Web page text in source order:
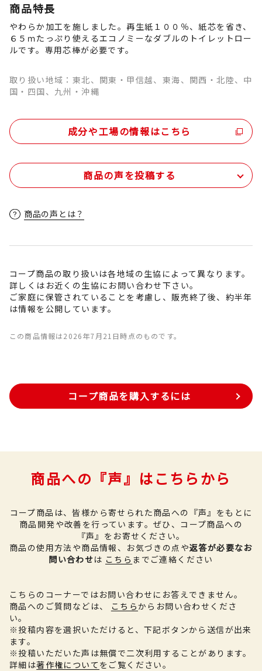
商品特長
やわらか加工を施しました。再生紙１００％、紙芯を省き、
６５ｍたっぷり使えるエコノミーなダブルのトイレットロー
ルです。専用芯棒が必要です。
取り扱い地域：東北、関東・甲信越、東海、関西・北陸、中
国・四国、九州・沖縄
成分や工場の情報はこちら
商品の声を投稿する
商品の声とは？
コープ商品の取り扱いは各地域の生協によって異なります。
詳しくはお近くの生協にお問い合わせ下さい。
ご家庭に保管されていることを考慮し、販売終了後、約半年
は情報を公開しています。
この商品情報は2026年7月21日時点のものです。
コープ商品を購入するには
商品への『声』はこちらから
コープ商品は、皆様から寄せられた商品への『声』をもとに
商品開発や改善を行っています。 ぜひ、コープ商品への
『声』をお寄せください。
商品の使用方法や商品情報、お気づきの点や返答が必要なお
問い合わせは こちら までご連絡ください
こちらのコーナーではお問い合わせにお答えできません。
商品へのご質問などは、
こちらからお問い合わせくださ
い。
※投稿内容を選択いただけると、下記ボタンから送信が出来
ます。
※投稿いただいた声は無償で二次利用することがあります。
詳細は著作権について をご覧ください。